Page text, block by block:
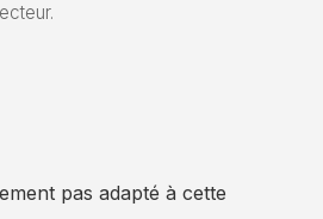
pas adapté à cette